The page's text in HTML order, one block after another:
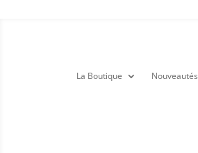
La Boutique Nouveautés